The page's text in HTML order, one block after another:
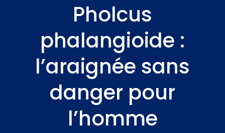
Pholcus
phalangioide :
l’araignée sans
danger pour
l’homme